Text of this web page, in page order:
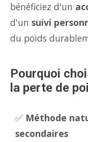
bénéficiez d'un
d'un suivi
du poids
Pourquoi
la perte de
✅ Méthode
secondaires